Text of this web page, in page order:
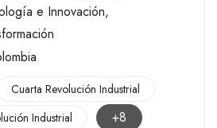
e Innovación,
Cuarta Revolución Industrial
Industrial
+8